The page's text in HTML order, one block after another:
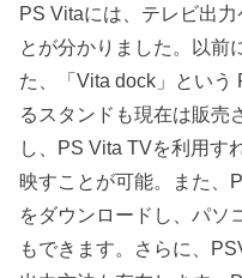
PS Vitaには、テレビ出
とが分かりました。以前
た、「Vita dock」という
るスタンドも現在は販売
し、PS Vita TVを利用す
映すことが可能。また、
をダウンロードし、パソ
もできます。さらに、